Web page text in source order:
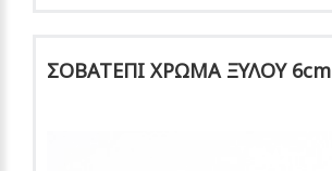
ΣΟΒΑΤΕΠΙ ΧΡΩΜΑ ΞΥΛΟΥ 6cm